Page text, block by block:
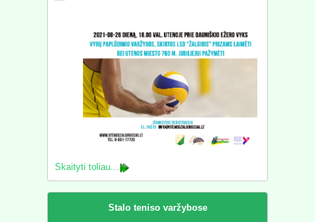
Skaityti toliau...
Stalo teniso varžybose